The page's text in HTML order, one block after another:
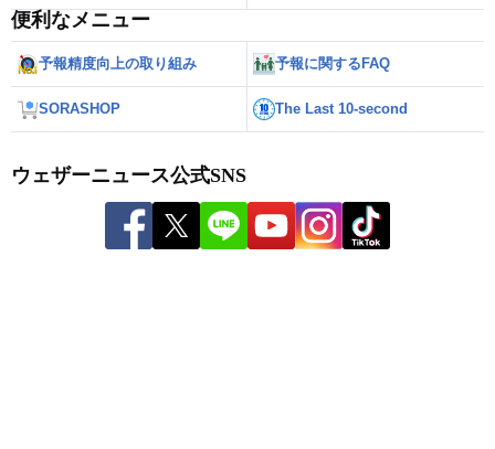
便利なメニュー
予報精度向上の取り組み 予報に関するFAQ
SORASHOP The Last 10-second
ウェザーニュース公式SNS